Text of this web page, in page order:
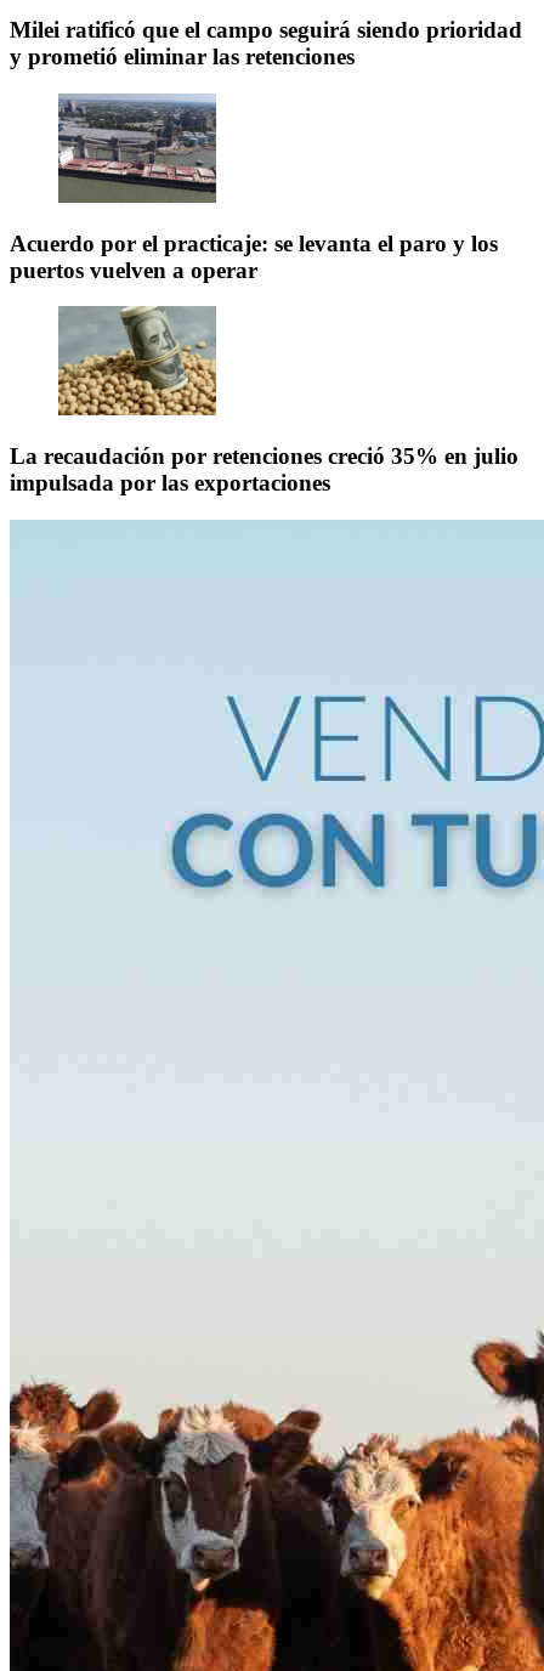
Milei ratificó que el campo seguirá siendo prioridad
y prometió eliminar las retenciones
Acuerdo por el practicaje: se levanta el paro y los
puertos vuelven a operar
La recaudación por retenciones creció 35% en julio
impulsada por las exportaciones